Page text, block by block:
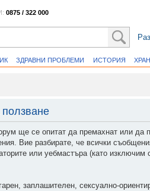
0875 / 322 000
ЗДРАВНИ ПРОБЛЕМИ ИСТОРИЯ
ще се опитат да премахнат или
Вие разбирате, че всички
или уебмастъра (като
заплашителен, сексуално-